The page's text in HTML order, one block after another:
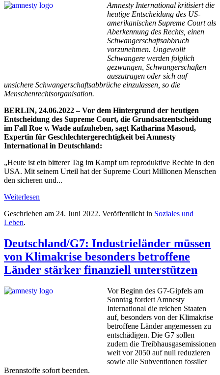
Amnesty International kritisiert die
heutige Entscheidung des US-
amerikanischen Supreme Court als
Aberkennung des Rechts, einen
Schwangerschaftsabbruch
vorzunehmen. Ungewollt
Schwangere werden folglich
gezwungen, Schwangerschaften
auszutragen oder sich auf
unsichere Schwangerschaftsabbrüche einzulassen, so die
Menschenrechtsorganisation.
BERLIN, 24.06.2022 – Vor dem Hintergrund der heutigen
Entscheidung des Supreme Court, die Grundsatzentscheidung
im Fall Roe v. Wade aufzuheben, sagt Katharina Masoud,
Expertin für Geschlechtergerechtigkeit bei Amnesty
International in Deutschland:
„Heute ist ein bitterer Tag im Kampf um reproduktive Rechte in den
USA. Mit seinem Urteil hat der Supreme Court Millionen Menschen
den sicheren und...
Weiterlesen
Geschrieben am 24. Juni 2022. Veröffentlicht in Soziales und
Leben.
Deutschland/G7: Industrieländer müssen
von Klimakrise besonders betroffene
Länder stärker finanziell unterstützen
Vor Beginn des G7-Gipfels am
Sonntag fordert Amnesty
International die reichen Staaten
auf, besonders von der Klimakrise
betroffene Länder angemessen zu
entschädigen. Die G7 sollen
zudem die Treibhausgasemissionen
weit vor 2050 auf null reduzieren
sowie alle Subventionen fossiler
Brennstoffe sofort beenden.